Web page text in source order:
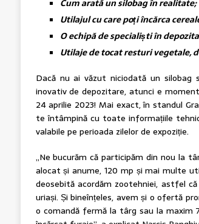
Cum arată un silobag în realitate;
Utilajul cu care poți încărca
O echipă de specialiști în
Utilaje de tocat resturi vegetale,
Dacă nu ai văzut niciodată un
inovativ de depozitare, atunci e
24 aprilie 2023! Mai exact, în standul
te întâmpină cu toate informațiile
valabile pe perioada zilelor de expoziție.
„Ne bucurăm că participăm din nou la
alocat și anume, 120 mp și mai multe
deosebită acordăm zootehniei, astfel
uriași. Și bineînțeles, avem și o ofertă
o comandă fermă la târg sau la maxim